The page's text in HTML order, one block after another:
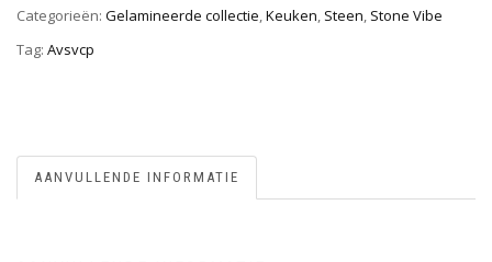
Categorieën: Gelamineerde collectie,Keuken, Steen, Stone Vibe
Tag: Avsvcp
AANVULLENDE INFORMATIE